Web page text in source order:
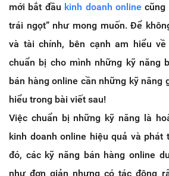
mới bắt đầu kinh doanh online cũng
trái ngọt” như mong muốn. Để
và tài chính, bên cạnh am hiểu
chuẩn bị cho mình những kỹ năng
bán hàng online cần những kỹ năng
hiểu trong bài viết sau!
Việc chuẩn bị những kỹ năng là
kinh doanh online hiệu quả và phát
đó, các kỹ năng bán hàng online
như đơn giản nhưng có tác động